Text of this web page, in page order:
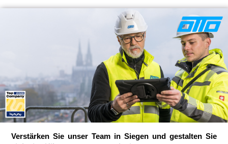
Verstärken Sie unser Team in Siegen und gestalten Sie